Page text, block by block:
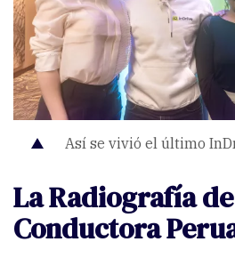
Así se vivió el último
La Radiografía
Conductora